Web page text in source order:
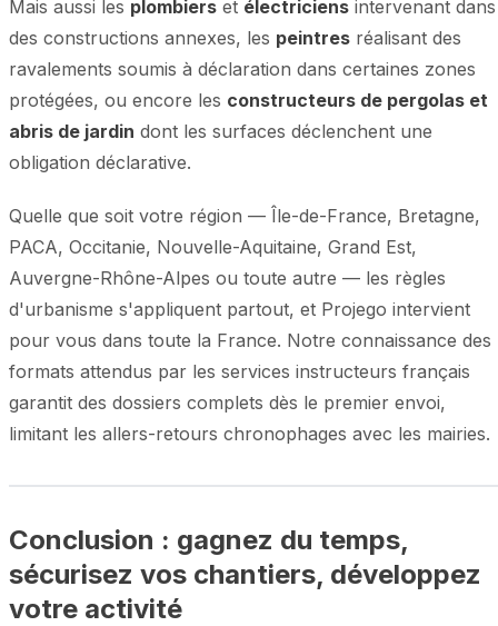
Mais aussi les plombiers et électriciens intervenant dans
des constructions annexes, les peintres réalisant des
ravalements soumis à déclaration dans certaines zones
protégées, ou encore les constructeurs de pergolas et
abris de jardin dont les surfaces déclenchent une
obligation déclarative.
Quelle que soit votre région — Île-de-France, Bretagne,
PACA, Occitanie, Nouvelle-Aquitaine, Grand Est,
Auvergne-Rhône-Alpes ou toute autre — les règles
d'urbanisme s'appliquent partout, et Projego intervient
pour vous dans toute la France. Notre connaissance des
formats attendus par les services instructeurs français
garantit des dossiers complets dès le premier envoi,
limitant les allers-retours chronophages avec les mairies.
Conclusion : gagnez du temps,
sécurisez vos chantiers, développez
votre activité